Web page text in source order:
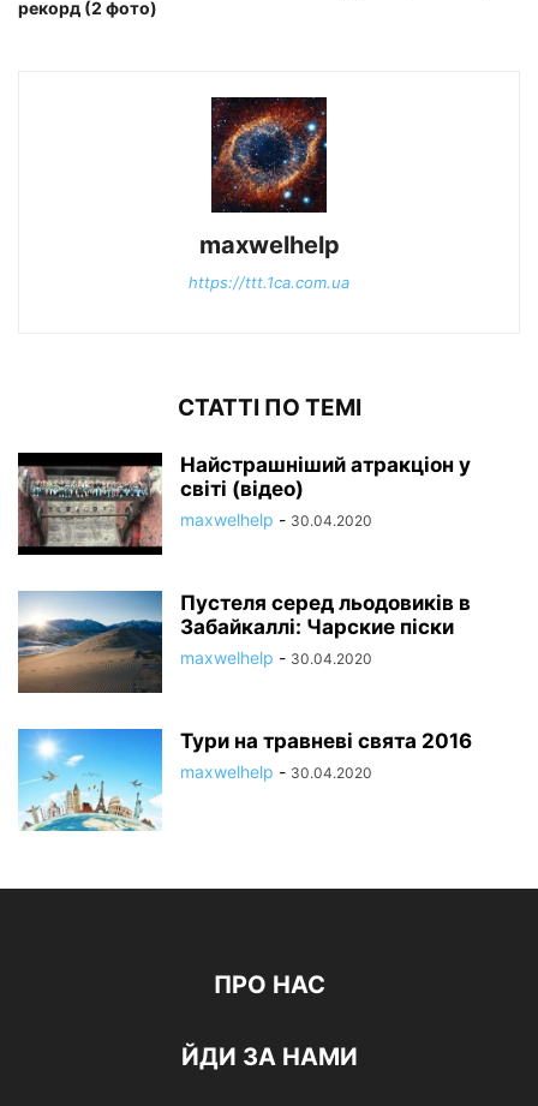
рекорд (2 фото)
maxwelhelp
https://ttt.1ca.com.ua
СТАТТІ ПО ТЕМІ
Найстрашніший атракціон у
світі (відео)
maxwelhelp - 30.04.2020
Пустеля серед льодовиків в
Забайкаллі: Чарские піски
maxwelhelp - 30.04.2020
Тури на травневі свята 2016
maxwelhelp - 30.04.2020
ПРО НАС
ЙДИ ЗА НАМИ